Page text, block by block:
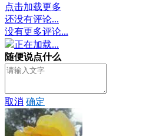
点击加载更多
还没有评论...
没有更多评论...
正在加载...
随便说点什么
取消 确定